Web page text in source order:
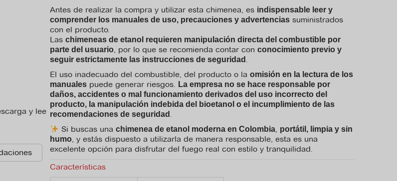
y lee
Antes de realizar la compra y utilizar esta chimenea, es indispensable leer y
comprender los manuales de uso, precauciones y advertencias suministrados
con el producto.
Las chimeneas de etanol requieren manipulación directa del combustible por
parte del usuario, por lo que se recomienda contar con conocimiento previo y
seguir estrictamente las instrucciones de seguridad .
El uso inadecuado del combustible, del producto o la omisión en la lectura de los
manuales puede generar riesgos. La empresa no se hace responsable por
daños, accidentes o mal funcionamiento derivados del uso incorrecto del
producto, la manipulación indebida del bioetanol o el incumplimiento de las
recomendaciones de seguridad .
Si buscas unachimenea de etanol moderna en Colombia, portátil, limpia y sin
humo, y estás dispuesto a utilizarla de manera responsable, esta es una
excelente opción para disfrutar del fuego real con estilo y tranquilidad.
Características